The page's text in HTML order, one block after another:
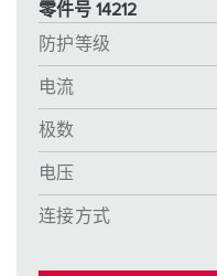
零件号 14212
防护等级
电流
极数
电压
连接方式